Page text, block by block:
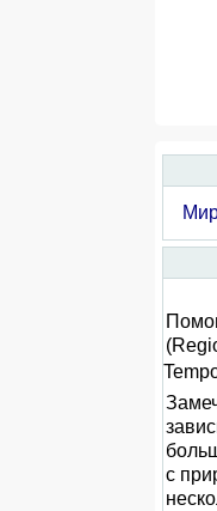
с